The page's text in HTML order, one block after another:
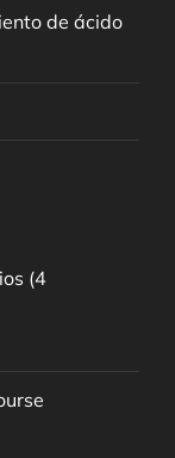
de ácido
(4